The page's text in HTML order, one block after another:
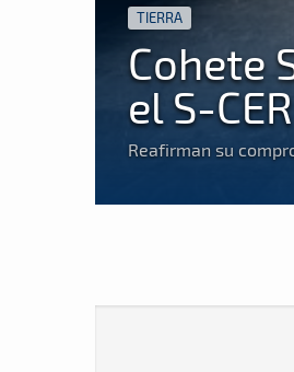
TIERRA
Cohete
el S-
Reafirman su